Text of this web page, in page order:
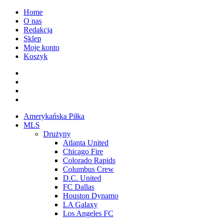
Przejdź
treści
Home
O nas
Redakcja
Sklep
Moje konto
Koszyk
Menu
główne
Amerykańska Piłka
MLS
Drużyny
Atlanta United
Chicago Fire
Colorado Rapids
Columbus Crew
D.C. United
FC Dallas
Houston Dynamo
LA Galaxy
Los Angeles FC